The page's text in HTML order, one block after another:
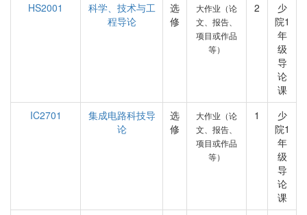
HS2001
科学、技术与工
程导论
选
修
大作业（论
文、报告、
项目或作品
等）
2
少
院1
年
级
导
论
课
IC2701
集成电路科技导
论
选
修
大作业（论
文、报告、
项目或作品
等）
1
少
院1
年
级
导
论
课